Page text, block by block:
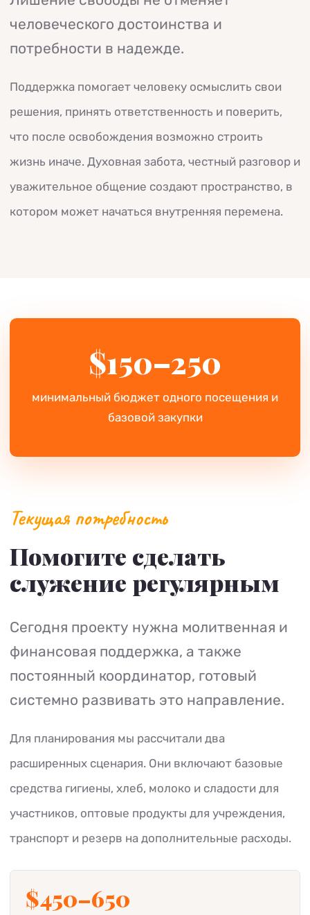
человеческого достоинства и
потребности в надежде.
Поддержка помогает человеку осмыслить свои
решения, принять ответственность и поверить,
что после освобождения возможно строить
жизнь иначе. Духовная забота, честный разговор и
уважительное общение создают пространство, в
котором может начаться внутренняя перемена.
$150–250
минимальный бюджет одного посещения и
базовой закупки
Текущая потребность
Помогите сделать
служение регулярным
Сегодня проекту нужна молитвенная и
финансовая поддержка, а также
постоянный координатор, готовый
системно развивать это направление.
Для планирования мы рассчитали два
расширенных сценария. Они включают базовые
средства гигиены, хлеб, молоко и сладости для
участников, оптовые продукты для учреждения,
транспорт и резерв на дополнительные расходы.
$450–650